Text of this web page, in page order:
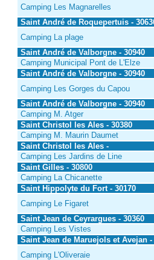
Camping Les Magnarelles
Saint André de Roquepertuis -
Camping La plage
Saint André de Valborgne - 30940
Camping Municipal Pont de L'Elze
Saint André de Valborgne - 30940
Camping Les Gorges du Capou
Saint André de Valborgne - 30940
Camping M. Atger
Saint Christol les Ales - 30380
Camping M. Maurin Daumet
Saint Christol les Ales -
Camping Les Jardins de Line
Saint Gilles - 30800
Camping La Chicanette
Saint Hippolyte du Fort - 30170
Camping Le Figaret
Saint Jean de Ceyrargues - 30360
Camping Les Vistes
Saint Jean de Maruejols et Avejan -
Camping L'Oliveraie